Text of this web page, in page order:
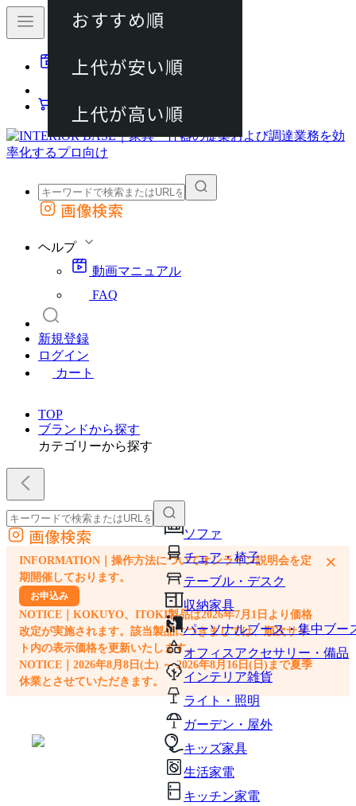
動画マニュアル
カート
外部サイトの商品をカートに追加
画像検索
ヘルプ
動画マニュアル
FAQ
新規登録
ログイン
カート
TOP
ブランドから探す
カテゴリーから探す
ソファ
チェア・椅子
テーブル・デスク
収納家具
パーソナルブース・集中ブー
オフィスアクセサリー・備品
インテリア雑貨
ライト・照明
ガーデン・屋外
キッズ家具
生活家電
キッチン家電
外部サイトの商品をカートに追加
他のサイトで見つけた商品ページのURLを貼り付けて、カートに追加できます
画像検索
INFORMATION｜操作方法についてオンライン説明会を定
期開催しております。
お申込み
NOTICE｜KOKUYO、ITOKI製品は2026年7月1日より価格
改定が実施されます。該当製品につきましては、順次サイ
ト内の表示価格を更新いたします。
NOTICE｜2026年8月8日(土) ～ 2026年8月16日(日)まで夏季
休業とさせていただきます。
×
おすすめ順
上代が安い順
上代が高い順